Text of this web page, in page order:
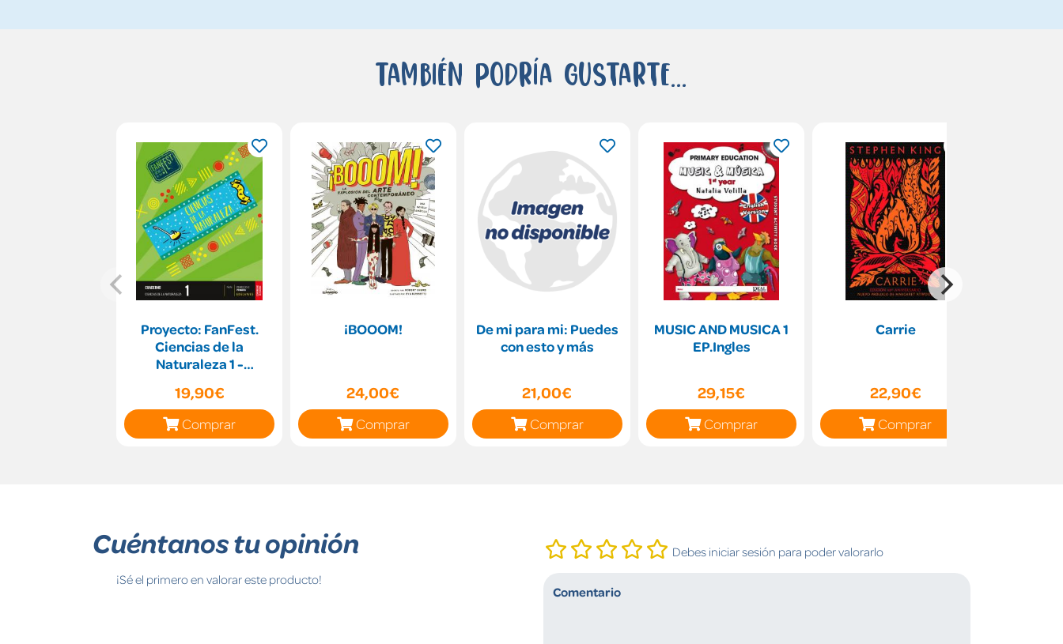
También podría gustarte...
Proyecto: FanFest.
Ciencias de la
Naturaleza 1 -
de Madrid]
19,90€
Comprar
¡BOOOM!
24,00€
Comprar
De mi para mi: Puedes
con esto y más
21,00€
Comprar
MUSIC AND MUSICA 1
EP.Ingles
29,15€
Comprar
Carrie
22,90€
Comprar
Cuéntanos tu opinión
¡Sé el primero en valorar este producto!
Debes iniciar sesión para poder valorarlo